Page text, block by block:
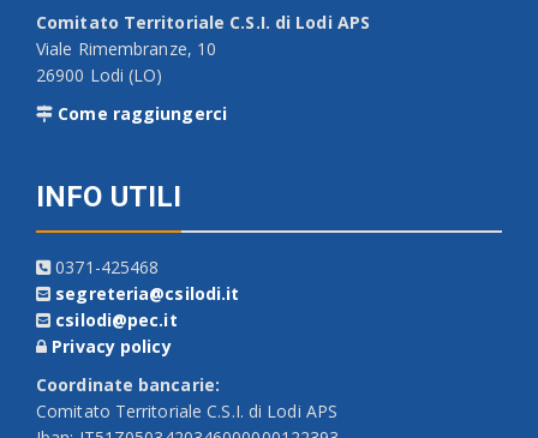
Comitato Territoriale C.S.I. di Lodi APS
Viale Rimembranze, 10
26900 Lodi (LO)
Come raggiungerci
INFO UTILI
0371-425468
segreteria@csilodi.it
csilodi@pec.it
Privacy policy
Coordinate bancarie:
Comitato Territoriale C.S.I. di Lodi APS